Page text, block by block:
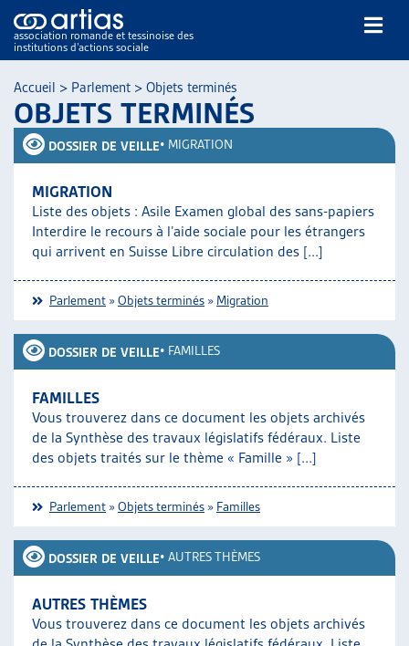
association romande et tessinoise des
institutions d’actions sociale
NOS PUBLICATIONS
ARTICLES
VEILLE
THÉMATIQUES
GUIDE SOCIAL ROMAND
AUTRES
ARTIAS
L’ASSOCIATION
PROJETS ET ACTIVITÉS
Accueil > Parlement > Objets terminés
OBJETS TERMINÉS
DOSSIER DE VEILLE• MIGRATION
MIGRATION
Liste des objets : Asile Examen global des sans-papiers
Interdire le recours à l’aide sociale pour les étrangers
qui arrivent en Suisse Libre circulation des [...]
Parlement »Objets terminés » Migration
DOSSIER DE VEILLE• FAMILLES
FAMILLES
Vous trouverez dans ce document les objets archivés
de la Synthèse des travaux législatifs fédéraux. Liste
des objets traités sur le thème « Famille » [...]
Parlement »Objets terminés » Familles
DOSSIER DE VEILLE• AUTRES THÈMES
AUTRES THÈMES
Vous trouverez dans ce document les objets archivés